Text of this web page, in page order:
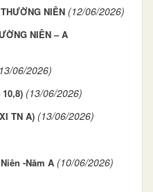
NIÊN (12/06/2026)
NIÊN – A
06/2026)
(13/06/2026)
TN A) (13/06/2026)
-Năm A (10/06/2026)